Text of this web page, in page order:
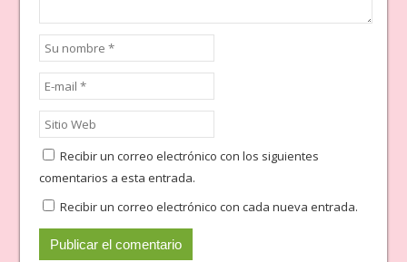
Recibir un correo electrónico con los siguientes
comentarios a esta entrada.
Recibir un correo electrónico con cada nueva entrada.